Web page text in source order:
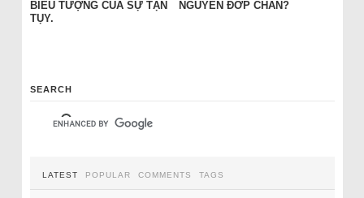
BIỂU TƯỢNG CỦA SỰ TẬN
TỤY.
NGUYÊN ĐỚP CHÁN?
SEARCH
LATEST POPULAR COMMENTS TAGS